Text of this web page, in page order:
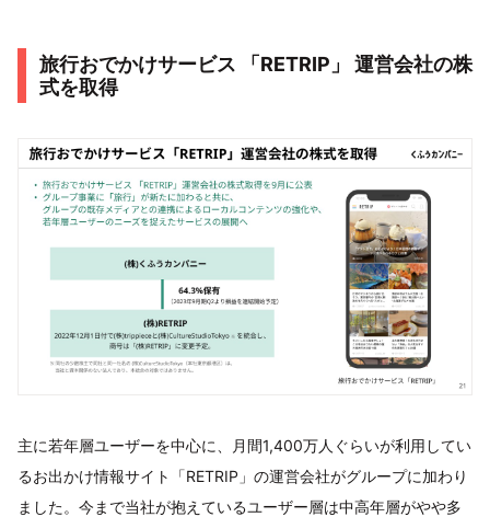
旅行おでかけサービス 「RETRIP」 運営会社の株
式を取得
主に若年層ユーザーを中心に、月間1,400万人ぐらいが利用してい
るお出かけ情報サイト「RETRIP」の運営会社がグループに加わり
ました。今まで当社が抱えているユーザー層は中高年層がやや多